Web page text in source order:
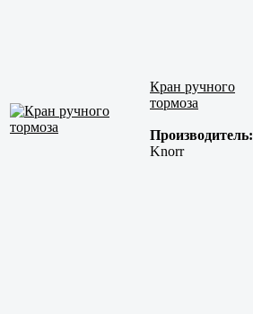
Кран ручного
тормоза
Производитель:
Knorr